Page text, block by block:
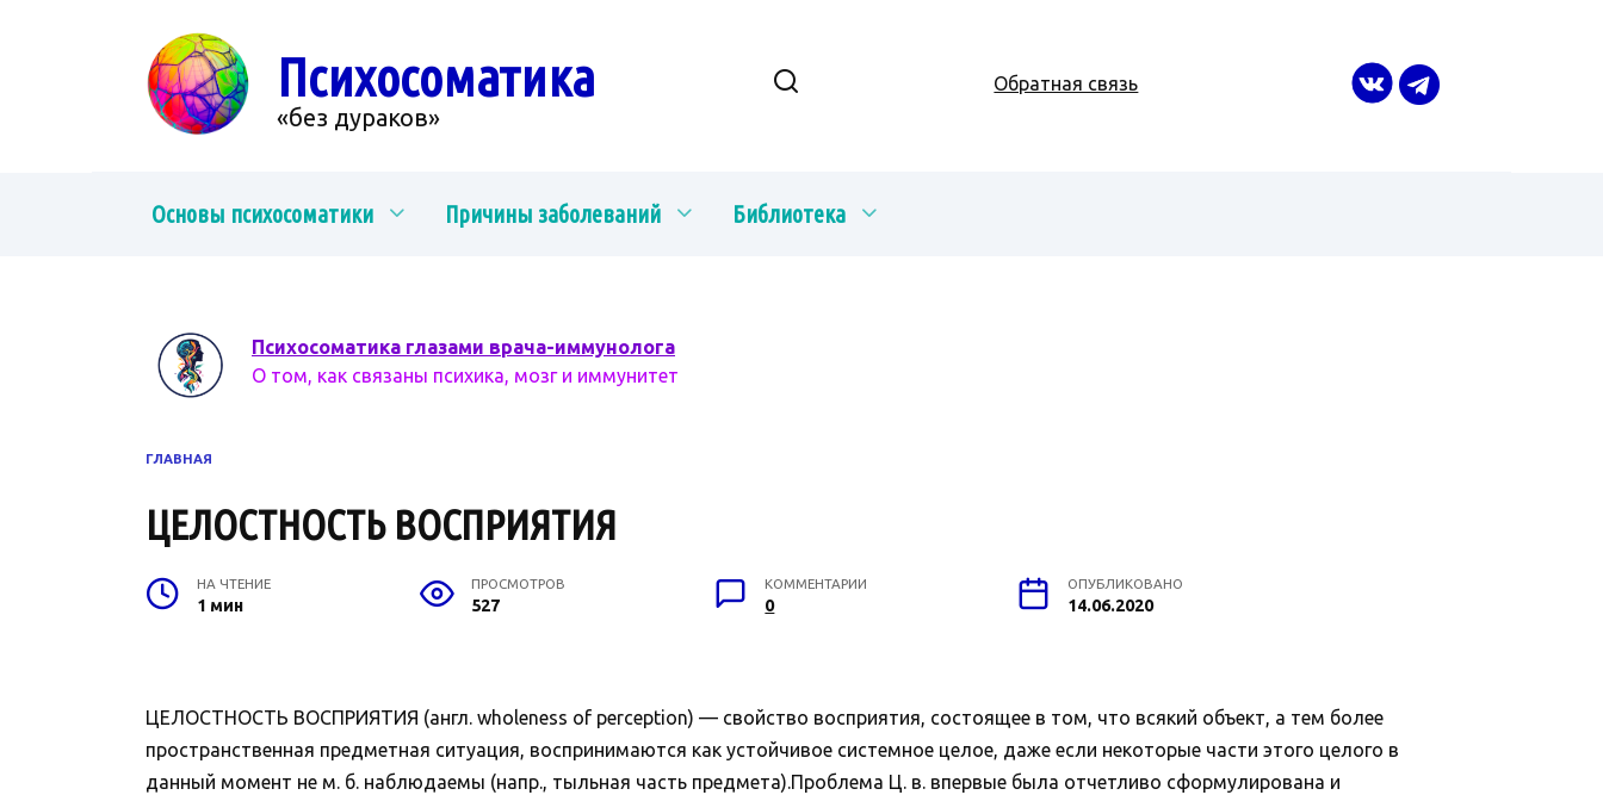
Психосоматика
«без дураков»
Обратная связь
Основы психосоматики Причины заболеваний Библиотека
Психосоматика глазами врача-иммунолога
О том, как связаны психика, мозг и иммунитет
ГЛАВНАЯ
ЦЕЛОСТНОСТЬ ВОСПРИЯТИЯ
НА ЧТЕНИЕ
1 мин
ПРОСМОТРОВ
527
КОММЕНТАРИИ
0
ОПУБЛИКОВАНО
14.06.2020
ЦЕЛОСТНОСТЬ ВОСПРИЯТИЯ (англ. wholeness of perception) — свойство восприятия, состоящее в том, что всякий объект, а тем более
пространственная предметная ситуация, воспринимаются как устойчивое системное целое, даже если некоторые части этого целого в
данный момент не м. б. наблюдаемы (напр., тыльная часть предмета).Проблема Ц. в. впервые была отчетливо сформулирована и